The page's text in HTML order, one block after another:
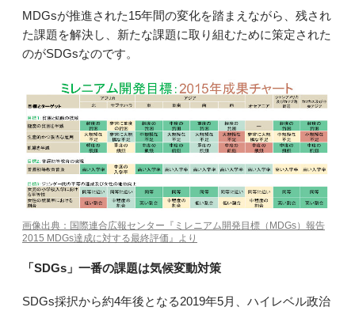
MDGsが推進された15年間の変化を踏まえながら、残され
た課題を解決し、新たな課題に取り組むために策定された
のがSDGsなのです。
画像出典：国際連合広報センター『ミレニアム開発目標（MDGs）報告
2015 MDGs達成に対する最終評価』より
「SDGs」一番の課題は気候変動対策
SDGs採択から約4年後となる2019年5月、ハイレベル政治